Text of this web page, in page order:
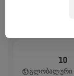
10
ᲒᲚᲝᲑᲐᲚᲣᲠᲘ